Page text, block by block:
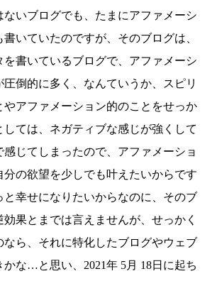
いブログでも、たまにアファメーシ
いていたのですが、そのブログは、
を書いているブログで、アファメーシ
圧倒的に多く、なんていうか、スピリ
やアファメーション的のことをせっか
しては、ネガティブな感じが強くして
感じてしまったので、アファメーショ
分の欲望を少しでも叶えたいからです
と幸せになりたいからなのに、そのブ
効果とまでは言えませんが、せっかく
なら、それに特化したブログやウェブ
な…と思い、2021年 5月 18日に起ち